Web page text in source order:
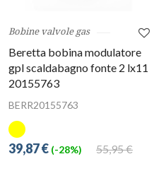
Bobine valvole gas
Beretta bobina modulatore
gpl scaldabagno fonte 2 lx11
20155763
BERR20155763
55,95 €
39,87 € (-28%)